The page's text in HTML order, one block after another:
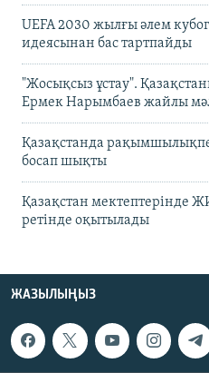
UEFA 2030 жылғы әлем
идеясынан бас тартпайды
"Жосықсыз ұстау".
Ермек Нарымбаев жайлы
Қазақстанда
босап шықты
Қазақстан мектептерінде
ретінде оқытылады
ЖАЗЫЛЫҢЫЗ